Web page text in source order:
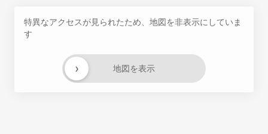
特異なアクセスが見られたため、地図を非表示にしていま
す
地図を表示
›